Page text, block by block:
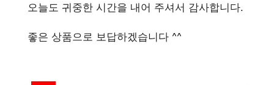
오늘도 귀중한 시간을 내어 주셔서 감사합니다.
좋은 상품으로 보답하겠습니다 ^^